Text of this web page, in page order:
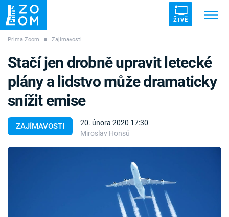
ŽIVĚ
ZÁHADY VETŘELCI DÁVNOVĚKU
Témata
Prima Zoom ■ Zajímavosti
ZAJÍMAVOSTI
20. února 2020 17:30
Miroslav Honsů
Stačí jen drobně upravit letecké
plány a lidstvo může dramaticky
snížit emise